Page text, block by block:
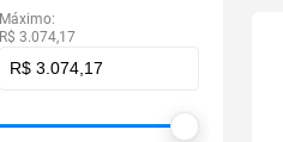
Máximo:
R$ 3.074,17